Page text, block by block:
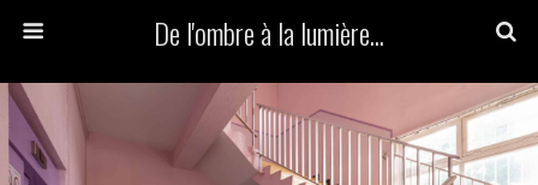
De l'ombre à la lumière...